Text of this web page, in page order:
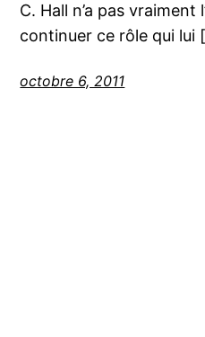
C. Hall n’a pas vraiment
continuer ce rôle qui lui
octobre 6, 2011